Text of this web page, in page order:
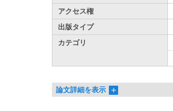
アクセス権
出版タイプ
カテゴリ
論文詳細を表示